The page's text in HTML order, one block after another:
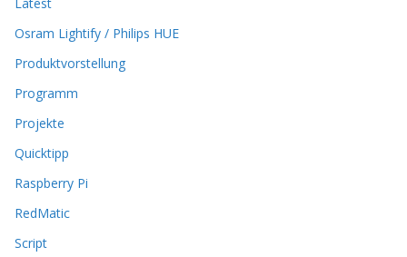
n
k
n
e
n
u
f
e
r
Osram Lightify / Philips HUE
Produktvorstellung
Programm
Projekte
Quicktipp
Raspberry Pi
RedMatic
Script